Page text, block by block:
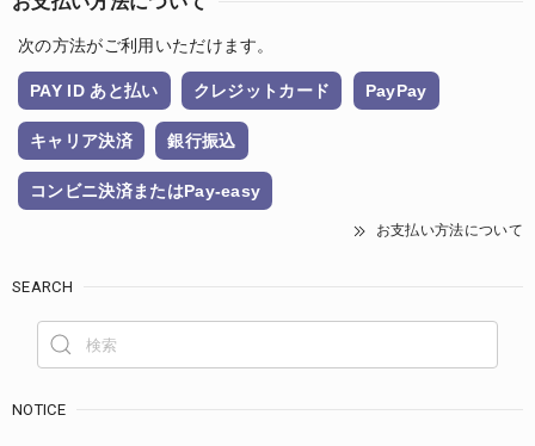
次の方法がご利用いただけます。
PAY ID あと払い クレジットカード PayPay
キャリア決済 銀行振込
コンビニ決済またはPay-easy
お支払い方法について
SEARCH
NOTICE